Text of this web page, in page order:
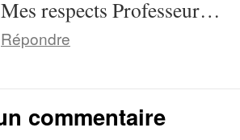
Mes respects Professeur…
Répondre
commentaire